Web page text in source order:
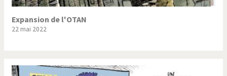
Expansion de l'OTAN
22 mai 2022